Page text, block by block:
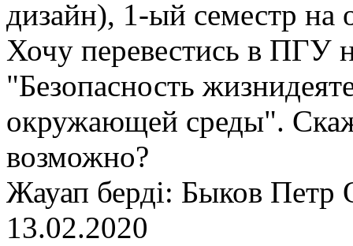
дизайн), 1-ый семестр
Хочу перевестись в ПГУ
"Безопасность
окружающей среды".
возможно?
Жауап берді: Быков Петр
13.02.2020